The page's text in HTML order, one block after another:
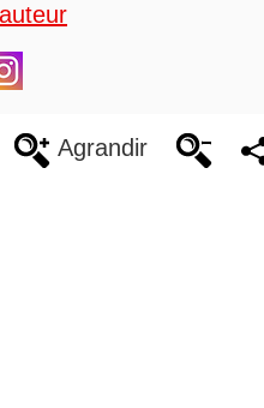
Agrandir